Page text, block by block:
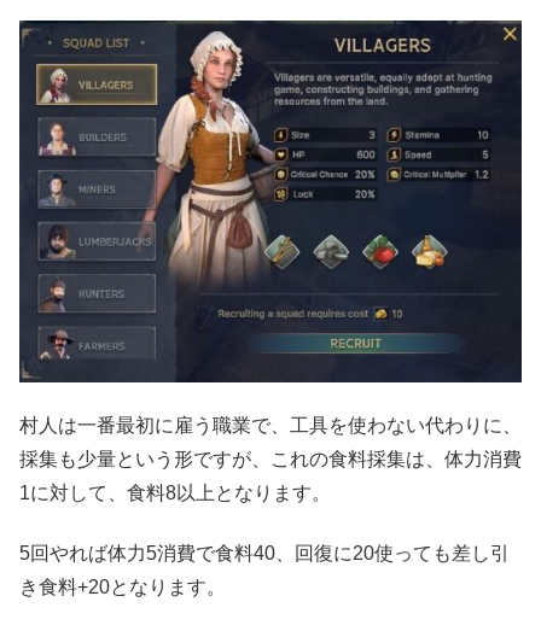
村人は一番最初に雇う職業で、工具を使わない代わりに、
採集も少量という形ですが、これの食料採集は、体力消費
1に対して、食料8以上となります。
5回やれば体力5消費で食料40、回復に20使っても差し引
き食料+20となります。